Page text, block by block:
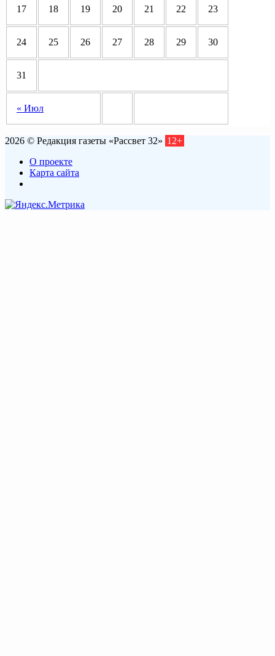
« Июл
17 18 19 20 21 22 23
24 25 26 27 28 29 30
31
2026 © Редакция газеты «Рассвет 32» 12+
О проекте
Карта сайта